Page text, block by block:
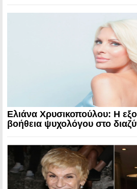
Ελιάνα Χρυσικοπούλου: Η
βοήθεια ψυχολόγου στο